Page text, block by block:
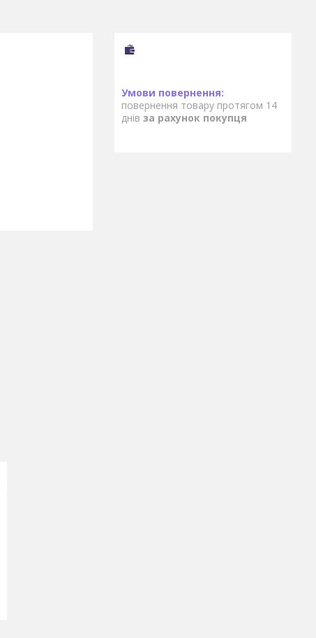
повернення товару протягом 14
днів за рахунок покупця